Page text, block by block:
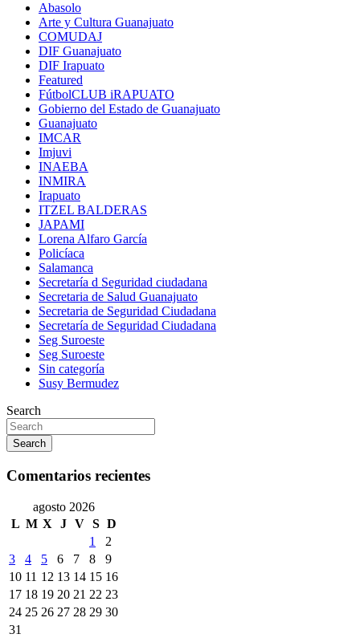
Abasolo
Arte y Cultura Guanajuato
COMUDAJ
DIF Guanajuato
DIF Irapuato
Featured
FútbolCLUB iRAPUATO
Gobierno del Estado de Guanajuato
Guanajuato
IMCAR
Imjuvi
INAEBA
INMIRA
Irapuato
ITZEL BALDERAS
JAPAMI
Lorena Alfaro García
Policíaca
Salamanca
Secretaría d Seguridad ciudadana
Secretaria de Salud Guanajuato
Secretaria de Seguridad Ciudadana
Secretaría de Seguridad Ciudadana
Seg Suroeste
Seg Suroeste
Sin categoría
Susy Bermudez
Search
Search
Comentarios recientes
agosto 2026
L M X J V S D
1
2
3
4 5 6 7 8
9
10 11 12 13 14 15 16
17 18 19 20 21 22 23
24 25 26 27 28 29 30
31